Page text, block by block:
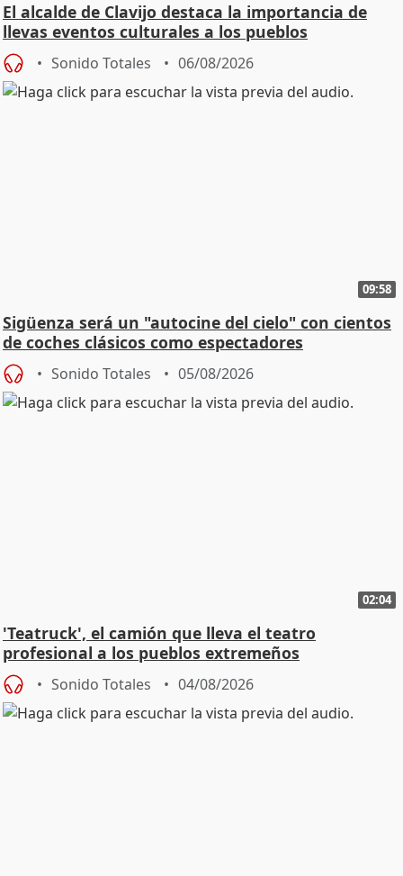
El alcalde de Clavijo destaca la importancia de
llevas eventos culturales a los pueblos
Sonido Totales 06/08/2026
09:58
Sigüenza será un "autocine del cielo" con cientos
de coches clásicos como espectadores
Sonido Totales 05/08/2026
02:04
'Teatruck', el camión que lleva el teatro
profesional a los pueblos extremeños
Sonido Totales 04/08/2026